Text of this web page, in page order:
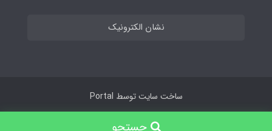
نشان الکترونیک
ساخت سایت توسط Portal